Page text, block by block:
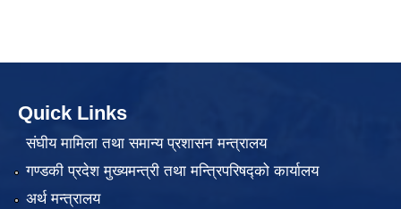
Quick Links
संघीय मामिला तथा समान्य प्रशासन मन्त्रालय
गण्डकी प्रदेश मुख्यमन्त्री तथा मन्त्रिपरिषद्को कार्यालय
अर्थ मन्त्रालय